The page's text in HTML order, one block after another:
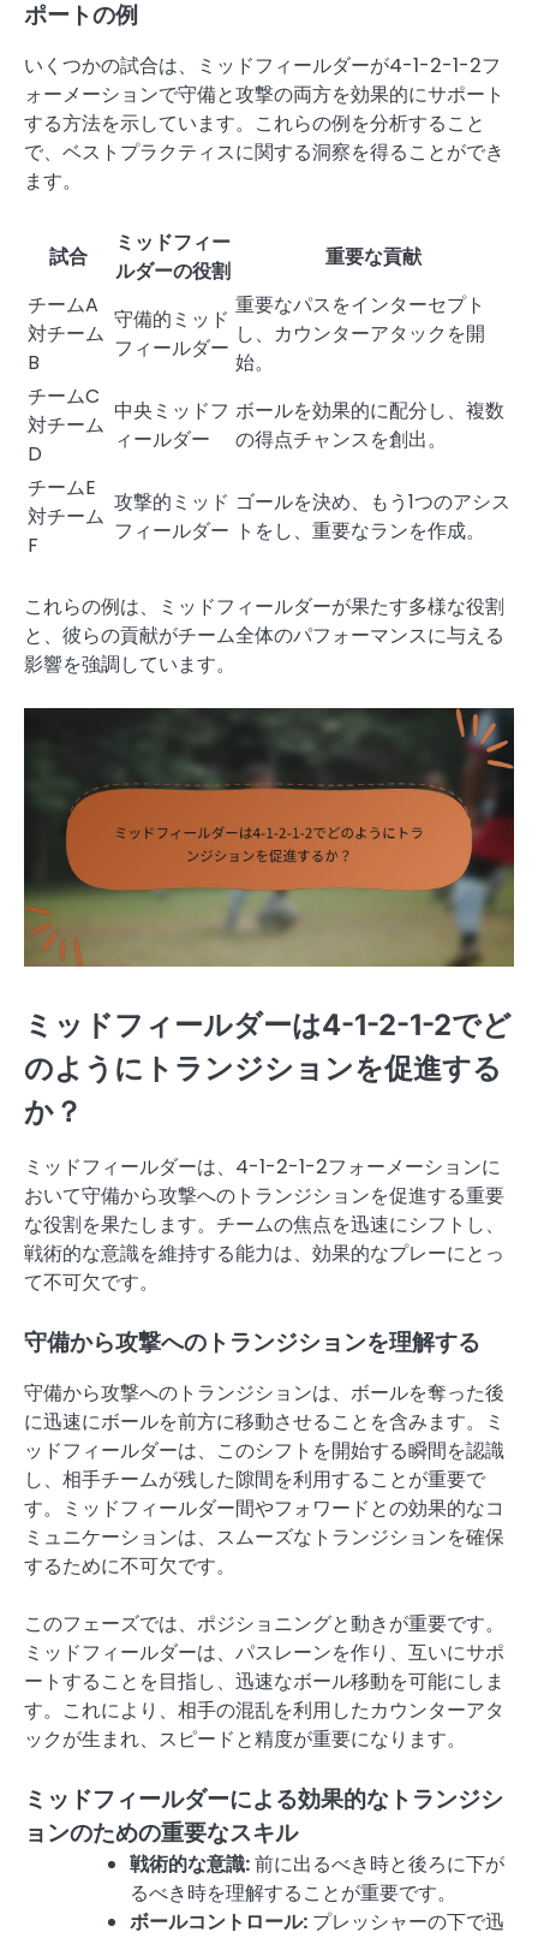
ポートの例
いくつかの試合は、ミッドフィールダーが4-1-2-1-2フ
ォーメーションで守備と攻撃の両方を効果的にサポート
する方法を示しています。これらの例を分析すること
で、ベストプラクティスに関する洞察を得ることができ
ます。
試合
ミッドフィー
ルダーの役割
重要な貢献
チームA
対チーム
B
守備的ミッド
フィールダー
重要なパスをインターセプト
し、カウンターアタックを開
始。
チームC
対チーム
D
中央ミッドフ
ィールダー
ボールを効果的に配分し、複数
の得点チャンスを創出。
チームE
対チーム
F
攻撃的ミッド
フィールダー
ゴールを決め、もう1つのアシス
トをし、重要なランを作成。
これらの例は、ミッドフィールダーが果たす多様な役割
と、彼らの貢献がチーム全体のパフォーマンスに与える
影響を強調しています。
ミッドフィールダーは4-1-2-1-2でど
のようにトランジションを促進する
か？
ミッドフィールダーは、4-1-2-1-2フォーメーションに
おいて守備から攻撃へのトランジションを促進する重要
な役割を果たします。チームの焦点を迅速にシフトし、
戦術的な意識を維持する能力は、効果的なプレーにとっ
て不可欠です。
守備から攻撃へのトランジションを理解する
守備から攻撃へのトランジションは、ボールを奪った後
に迅速にボールを前方に移動させることを含みます。ミ
ッドフィールダーは、このシフトを開始する瞬間を認識
し、相手チームが残した隙間を利用することが重要で
す。ミッドフィールダー間やフォワードとの効果的なコ
ミュニケーションは、スムーズなトランジションを確保
するために不可欠です。
このフェーズでは、ポジショニングと動きが重要です。
ミッドフィールダーは、パスレーンを作り、互いにサポ
ートすることを目指し、迅速なボール移動を可能にしま
す。これにより、相手の混乱を利用したカウンターアタ
ックが生まれ、スピードと精度が重要になります。
ミッドフィールダーによる効果的なトランジシ
ョンのための重要なスキル
戦術的な意識:前に出るべき時と後ろに下が
るべき時を理解することが重要です。
ボールコントロール: プレッシャーの下で迅